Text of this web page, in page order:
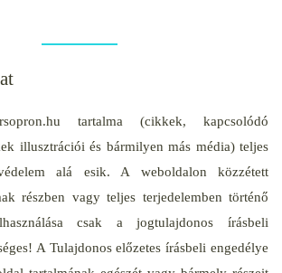
tartalma (cikkek, kapcsolódó
illusztrációi és bármilyen más média) teljes
alá esik. A weboldalon közzétett
részben vagy teljes terjedelemben történő
csak a jogtulajdonos írásbeli
A Tulajdonos előzetes írásbeli engedélye